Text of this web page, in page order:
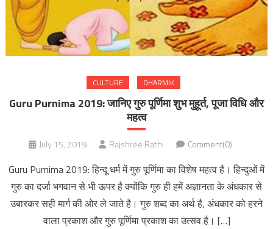
CULTURE DHARMIK
Guru Purnima 2019: जानिए गुरु पूर्णिमा शुभ मुहूर्त, पूजा विधि और
महत्व
July 15, 2019 Rajshree Rathi Comment(0)
Guru Purnima 2019: हिन्‍दू धर्म में गुरु पूर्णिमा का विशेष महत्‍व है। हिन्‍दुओं में
गुरु का दर्जा भगवान से भी ऊपर है क्‍योंकि गुरु ही हमें अज्ञानता के अंधकार से
उबारकर सही मार्ग की ओर ले जाते है। गुरु शब्द का अर्थ है, अंधकार को हरने
वाला प्रकाश और गुरु पूर्णिमा प्रकाश का उत्सव है। […]